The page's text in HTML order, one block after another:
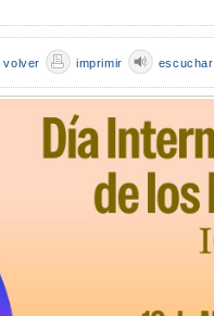
escuchar
imprimir
volver